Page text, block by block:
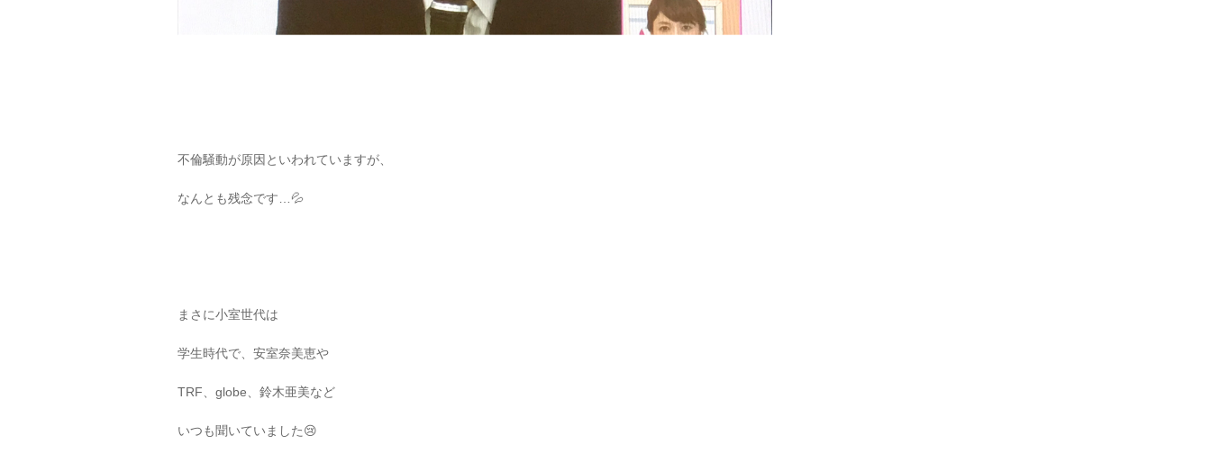
不倫騒動が原因といわれていますが、
なんとも残念です…💦
まさに小室世代は
学生時代で、安室奈美恵や
TRF、globe、鈴木亜美など
いつも聞いていました😢